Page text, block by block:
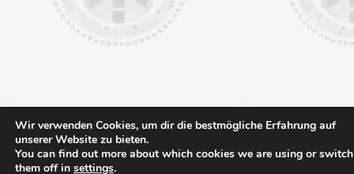
Wir verwenden Cookies, um dir die bestmögliche Erfahrung auf
unserer Website zu bieten.
You can find out more about which cookies we are using or switch
them off in settings.